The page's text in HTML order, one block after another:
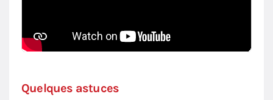
Quelques astuces